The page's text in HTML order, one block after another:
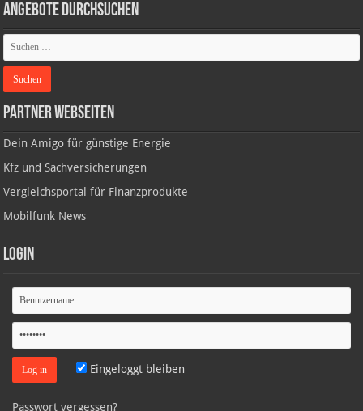
Angebote durchsuchen
Partner Webseiten
Dein Amigo für günstige Energie
Kfz und Sachversicherungen
Vergleichsportal für Finanzprodukte
Mobilfunk News
Login
Eingeloggt bleiben
Passwort vergessen?